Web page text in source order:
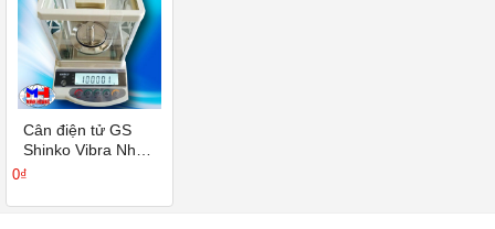
Cân điện tử GS
Shinko Vibra Nhật
Bản
0₫